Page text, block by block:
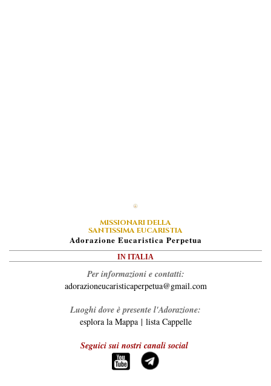
MISSIONARI DELLA
SANTISSIMA EUCARISTIA
ADorazione EUcaristica PErpetua
IN ITALIA
Per informazioni e contatti:
adorazioneucaristicaperpetua@gmail.com
Luoghi dove è presente l'Adorazione:
esplora la Mappa| lista Cappelle
Seguici sui nostri canali social